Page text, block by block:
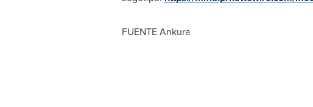
FUENTE Ankura